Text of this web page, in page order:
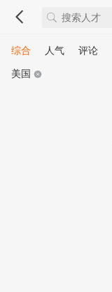
综合 人气 评论
美国